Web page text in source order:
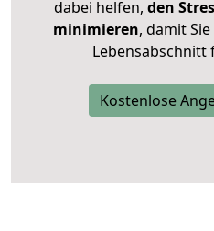
dabei helfen, den
minimieren, damit
Lebensabschnitt
Kostenlose